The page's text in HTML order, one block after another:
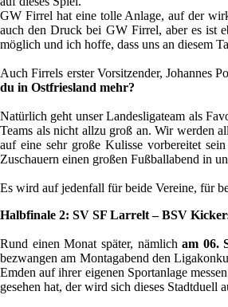
GW Firrel hat eine tolle Anlage, auf der
auch den Druck bei GW Firrel, aber es ist
möglich und ich hoffe, dass uns an diesem
Auch Firrels erster Vorsitzender, Johannes
du in Ostfriesland mehr?
Natürlich geht unser Landesligateam als
Teams als nicht allzu groß an. Wir werden
auf eine sehr große Kulisse vorbereitet
Zuschauern einen großen Fußballabend in
Es wird auf jedenfall für beide Vereine, für
Halbfinale 2: SV SF Larrelt – BSV
Rund einen Monat später, nämlicham 06.
bezwangen am Montagabend den
Emden auf ihrer eigenen Sportanlage
gesehen hat, der wird sich dieses Stadtduell